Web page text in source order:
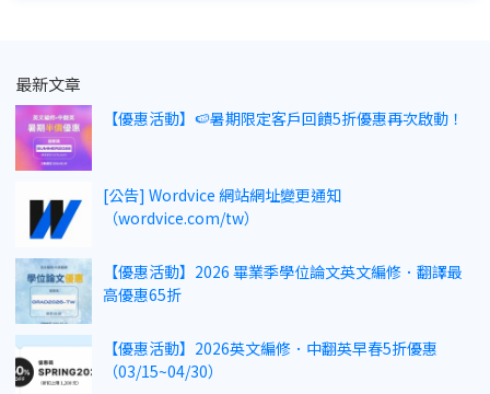
最新文章
【優惠活動】🍉暑期限定客戶回饋5折優惠再次啟動！
[公告] Wordvice 網站網址變更通知
（wordvice.com/tw）
【優惠活動】2026 畢業季學位論文英文編修．翻譯最
高優惠65折
【優惠活動】2026英文編修．中翻英早春5折優惠
（03/15~04/30）